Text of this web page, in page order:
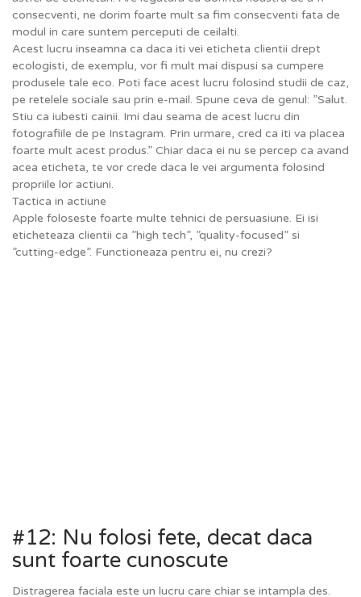
consecventi, ne dorim foarte mult sa fim consecventi fata de
modul in care suntem perceputi de ceilalti.
Acest lucru inseamna ca daca iti vei eticheta clientii drept
ecologisti, de exemplu, vor fi mult mai dispusi sa cumpere
produsele tale eco. Poti face acest lucru folosind studii de caz,
pe retelele sociale sau prin e-mail. Spune ceva de genul: ”Salut.
Stiu ca iubesti cainii. Imi dau seama de acest lucru din
fotografiile de pe Instagram. Prin urmare, cred ca iti va placea
foarte mult acest produs.” Chiar daca ei nu se percep ca avand
acea eticheta, te vor crede daca le vei argumenta folosind
propriile lor actiuni.
Tactica in actiune
Apple foloseste foarte multe tehnici de persuasiune. Ei isi
eticheteaza clientii ca ”high tech”, ”quality-focused” si
”cutting-edge”. Functioneaza pentru ei, nu crezi?
#12: Nu folosi fete, decat daca
sunt foarte cunoscute
Distragerea faciala este un lucru care chiar se intampla des.